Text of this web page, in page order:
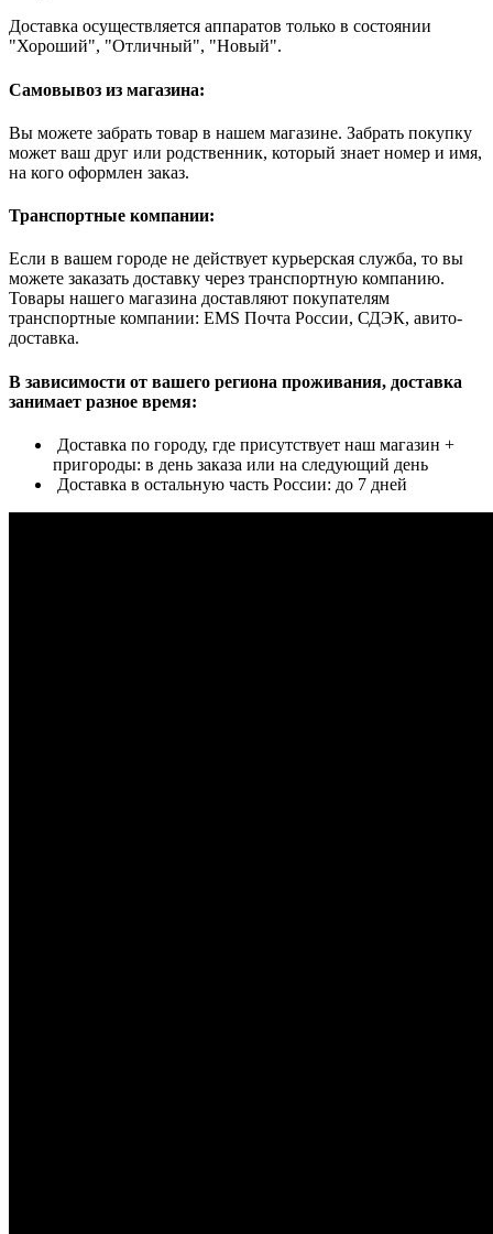
Доставка осуществляется аппаратов только в состоянии
"Хороший", "Отличный", "Новый".
Самовывоз из магазина:
Вы можете забрать товар в нашем магазине. Забрать покупку
может ваш друг или родственник, который знает номер и имя,
на кого оформлен заказ.
Транспортные компании:
Если в вашем городе не действует курьерская служба, то вы
можете заказать доставку через транспортную компанию.
Товары нашего магазина доставляют покупателям
транспортные компании: EMS Почта России, СДЭК, авито-
доставка.
В зависимости от вашего региона проживания, доставка
занимает разное время:
Доставка по городу, где присутствует наш магазин +
пригороды: в день заказа или на следующий день
Доставка в остальную часть России: до 7 дней